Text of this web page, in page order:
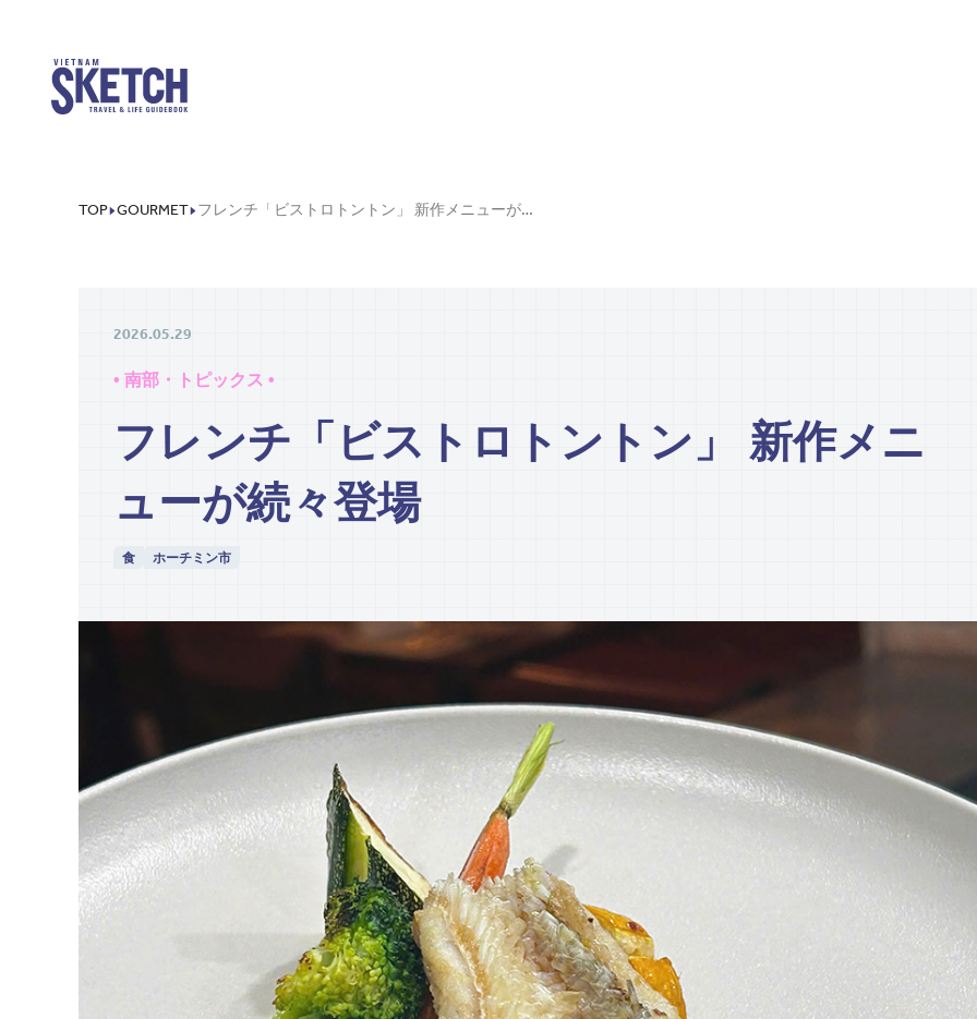
TOP GOURMET フレンチ「ビストロトントン」 新作メニューが続々登場
2026.05.29
• 南部・トピックス •
フレンチ「ビストロトントン」 新作メニ
ューが続々登場
食 ホーチミン市